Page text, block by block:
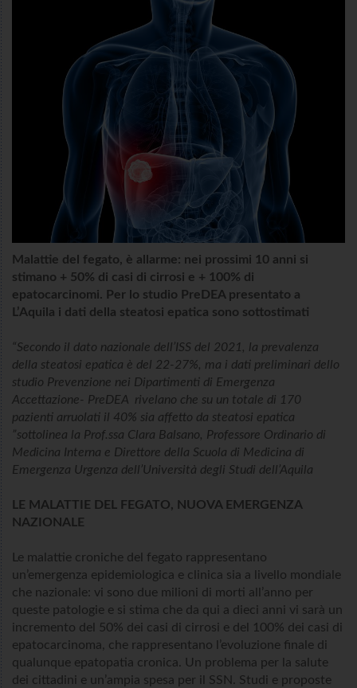
Malattie del fegato, è allarme: nei prossimi 10 anni si
stimano + 50% di casi di cirrosi e + 100% di
epatocarcinomi. Per lo studio PreDEA presentato a
L’Aquila i dati della steatosi epatica sono sottostimati
“Secondo il dato nazionale dell’ISS del 2021, la prevalenza
della steatosi epatica è del 22-27%, ma i dati preliminari dello
studio Prevenzione nei Dipartimenti di Emergenza
Accettazione- PreDEA rivelano che su un totale di 170
pazienti arruolati il 40% sia affetto da steatosi epatica
”sottolinea la Prof.ssa Clara Balsano, Professore Ordinario di
Medicina Interna e Direttore della Scuola di Medicina di
Emergenza Urgenza dell’Università degli Studi dell’Aquila
LE MALATTIE DEL FEGATO, NUOVA EMERGENZA
NAZIONALE
Le malattie croniche del fegato rappresentano
un’emergenza epidemiologica e clinica sia a livello mondiale
che nazionale: vi sono due milioni di morti all’anno per
queste patologie e si stima che da qui a dieci anni vi sarà un
incremento del 50% dei casi di cirrosi e del 100% dei casi di
epatocarcinoma, che rappresentano l’evoluzione finale di
qualunque epatopatia cronica. Un problema per la salute
dei cittadini e un’ampia spesa per il SSN. Studi e proposte